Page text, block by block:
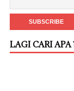
LAGI CARI